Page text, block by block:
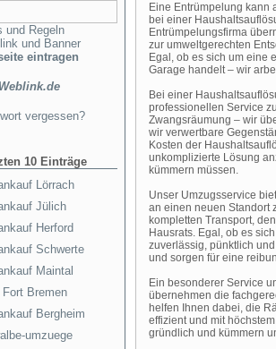
und Regeln
und Banner
eintragen
vergessen?
10 Einträge
Lörrach
Jülich
Herford
Schwerte
Maintal
Bremen
Bergheim
umzuege
Eine Entrümpelung kann
bei einer
Entrümpelungsfirma
zur umweltgerechten
Egal, ob es sich um eine
Garage handelt – wir
Bei einer
professionellen Service
Zwangsräumung – wir
wir verwertbare
Kosten der
unkomplizierte Lösung
kümmern müssen.
Unser Umzugsservice
an einen neuen Standort
kompletten Transport,
Hausrats. Egal, ob es
zuverlässig, pünktlich
und sorgen für eine
Ein besonderer Service
übernehmen die
helfen Ihnen dabei, die
effizient und mit
gründlich und kümmern